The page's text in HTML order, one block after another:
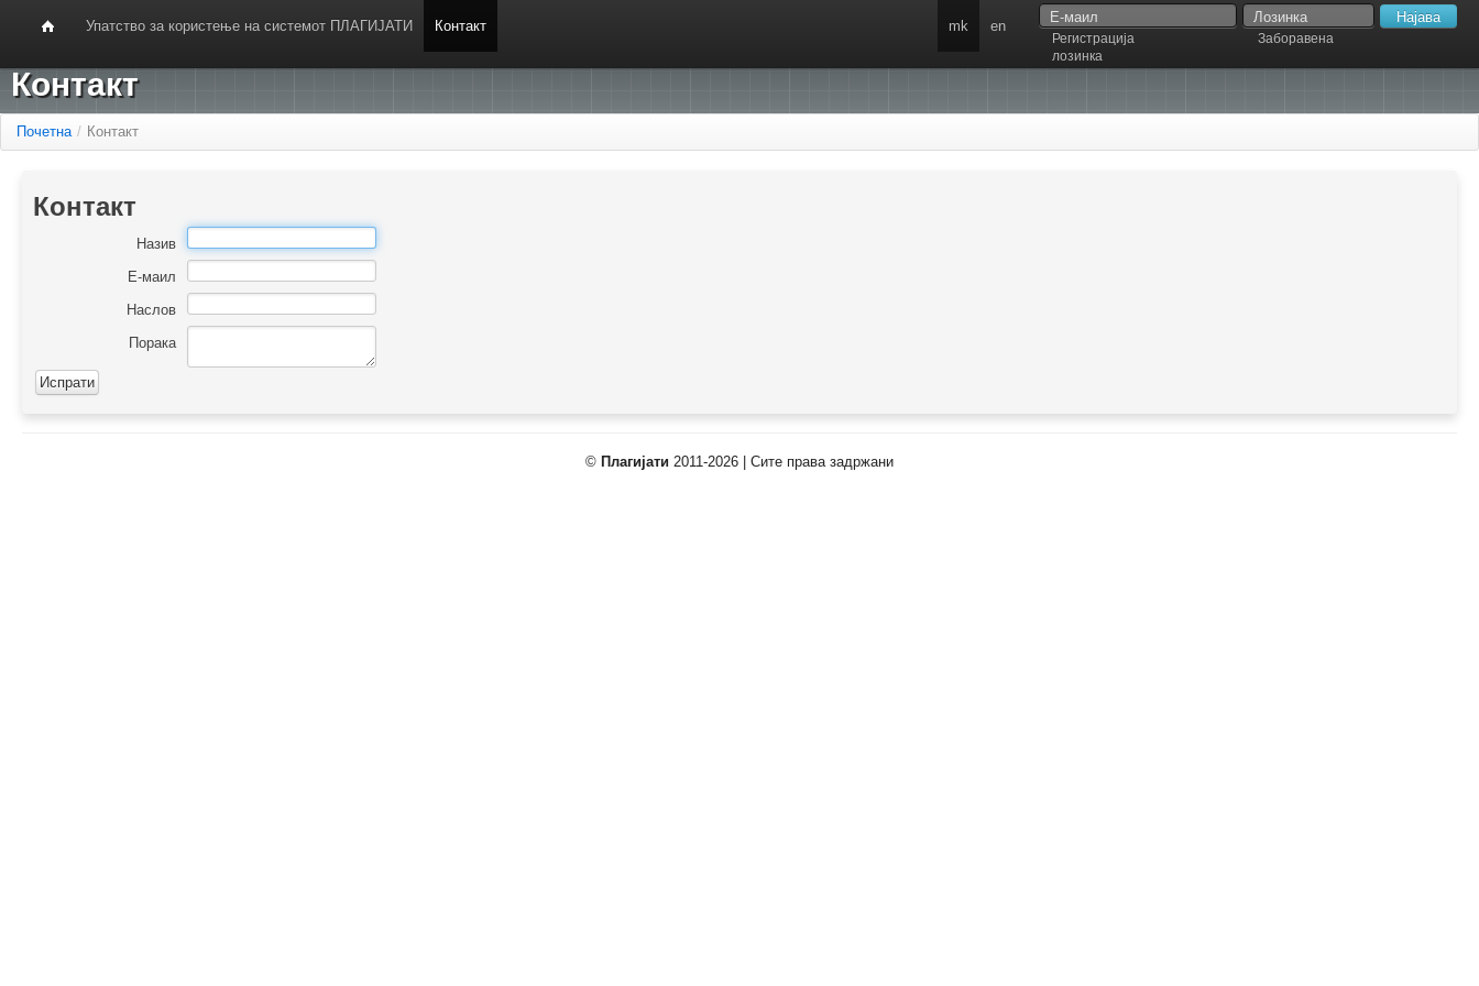
Упатство за користење на системот ПЛАГИЈАТИ Контакт
Регистрација
Заборавена
лозинка
mk en
Контакт
Почетна / Контакт
Контакт
Назив
Е-маил
Наслов
Порака
© Плагијати 2011-2026 | Сите права задржани